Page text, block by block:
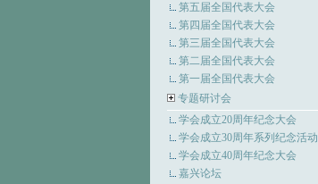
第五届全国代表大会
第四届全国代表大会
第三届全国代表大会
第二届全国代表大会
第一届全国代表大会
专题研讨会
学会成立20周年纪念大会
学会成立30周年系列纪念活动
学会成立40周年纪念大会
嘉兴论坛